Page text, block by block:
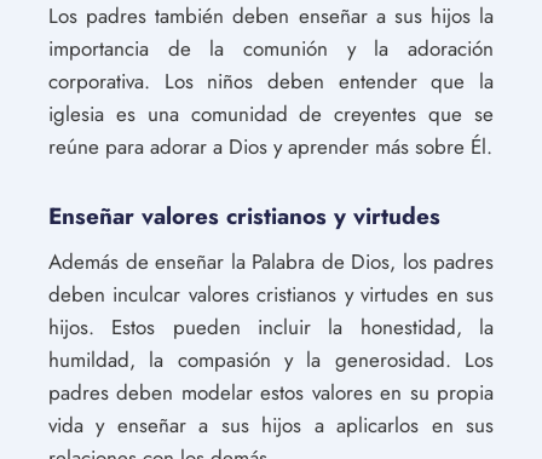
Los padres también deben enseñar a sus hijos la
importancia de la comunión y la adoración
corporativa. Los niños deben entender que la
iglesia es una comunidad de creyentes que se
reúne para adorar a Dios y aprender más sobre Él.
Enseñar valores cristianos y virtudes
Además de enseñar la Palabra de Dios, los padres
deben inculcar valores cristianos y virtudes en sus
hijos. Estos pueden incluir la honestidad, la
humildad, la compasión y la generosidad. Los
padres deben modelar estos valores en su propia
vida y enseñar a sus hijos a aplicarlos en sus